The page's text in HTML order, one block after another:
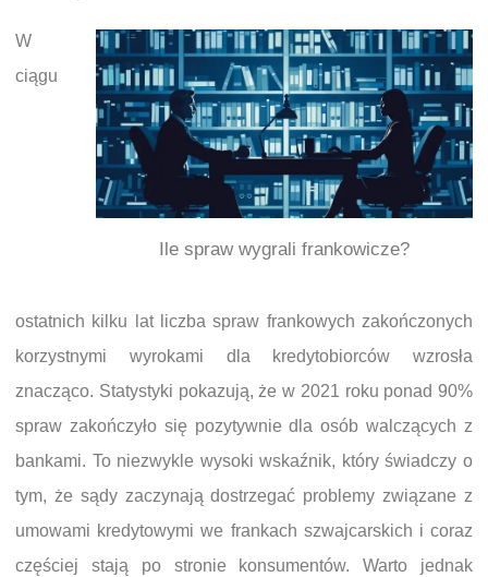
Ile spraw wygrali frankowicze?
W
ciągu
ostatnich kilku lat liczba spraw frankowych zakończonych
korzystnymi wyrokami dla kredytobiorców wzrosła
znacząco. Statystyki pokazują, że w 2021 roku ponad 90%
spraw zakończyło się pozytywnie dla osób walczących z
bankami. To niezwykle wysoki wskaźnik, który świadczy o
tym, że sądy zaczynają dostrzegać problemy związane z
umowami kredytowymi we frankach szwajcarskich i coraz
częściej stają po stronie konsumentów. Warto jednak